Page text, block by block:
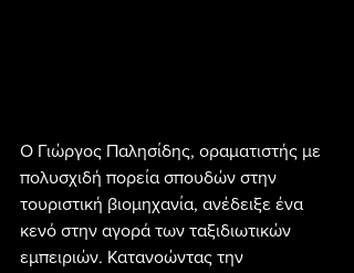
Ο Γιώργος Παλησίδης, οραματιστής με
πολυσχιδή πορεία σπουδών στην
τουριστική βιομηχανία, ανέδειξε ένα
κενό στην αγορά των ταξιδιωτικών
εμπειριών. Κατανοώντας την